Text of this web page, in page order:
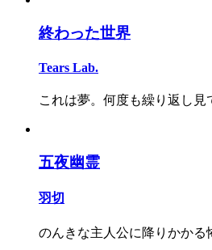
終わった世界
Tears Lab.
これは夢。何度も繰り返し見
五夜幽霊
羽切
のんきな主人公に降りかかる